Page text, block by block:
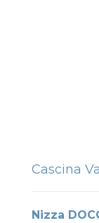
Cascina
Nizza